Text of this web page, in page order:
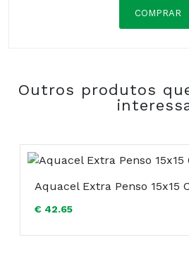
COMPRAR
COMPRAR
Outros produtos
Aquacel Extra Penso 15x15
€ 42.65